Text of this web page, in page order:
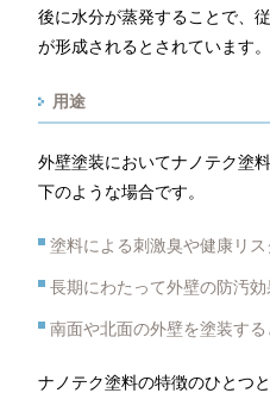
後に水分が蒸発することで、
が形成されるとされています。
用途
外壁塗装においてナノテク塗
下のような場合です。
塗料による刺激臭や健康リ
長期にわたって外壁の防汚
南面や北面の外壁を塗装する
ナノテク塗料の特徴のひとつ